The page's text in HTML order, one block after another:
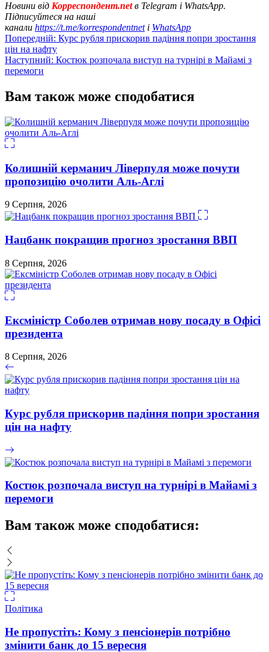
Новини від Корреспондент.netв Telegram і WhatsApp.
Підписуйтеся на наші
канали https://t.me/korrespondentnetі WhatsApp
Навігація
записів
Попередній: Курс рубля прискорив падіння попри зростання
цін на нафту
Наступний: Костюк розпочала виступ на турнірі в Майамі з
перемоги
Вам також може сподобатися
Колишній керманич Ліверпуля може почути
пропозицію очолити Аль-Аглі
9 Серпня, 2026
Нацбанк покращив прогноз зростання ВВП
8 Серпня, 2026
Ексміністр Соболев отримав нову посаду в Офісі
президента
8 Серпня, 2026
Курс рубля прискорив падіння попри зростання
цін на нафту
Костюк розпочала виступ на турнірі в Майамі з
перемоги
Вам також може сподобатися:
Політика
Не пропустіть: Кому з пенсіонерів потрібно
змінити банк до 15 вересня